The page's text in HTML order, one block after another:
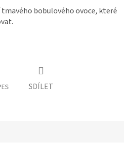
bobulového ovoce, které
SDÍLET